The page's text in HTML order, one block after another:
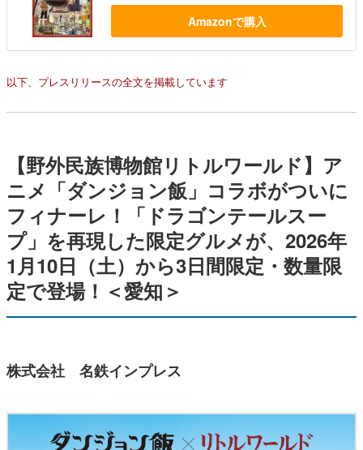
Amazonで購入
以下、プレスリリースの全文を掲載しています
【野外民族博物館リトルワールド】ア
ニメ「ダンジョン飯」コラボがついに
フィナーレ！「ドラゴンテールスー
プ」を再現した限定グルメが、2026年
1月10日（土）から3日間限定・数量限
定で登場！＜愛知＞
株式会社 名鉄インプレス